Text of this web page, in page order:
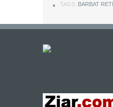
TAGS: BARBAT